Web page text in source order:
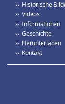
›› Historische
›› Videos
›› Informationen
›› Geschichte
›› Herunterladen
›› Kontakt